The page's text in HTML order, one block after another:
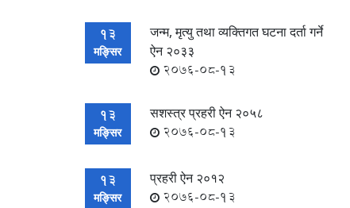
13
मङ्सिर
जन्म, मृत्यु तथा व्यक्तिगत घटना दर्ता गर्ने
ऐन २०३३
2076-08-13
13
मङ्सिर
सशस्त्र प्रहरी ऐन २०५८
2076-08-13
13
मङ्सिर
प्रहरी ऐन २०१२
2076-08-13